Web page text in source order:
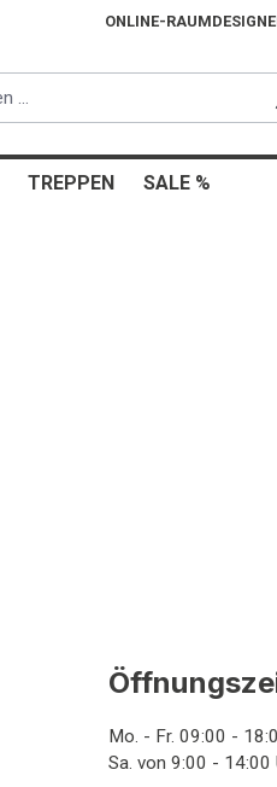
ONLINE-
TREPPEN SALE %
Mo. - Fr. 09:00 -
Sa. von 9:00 - 14:00